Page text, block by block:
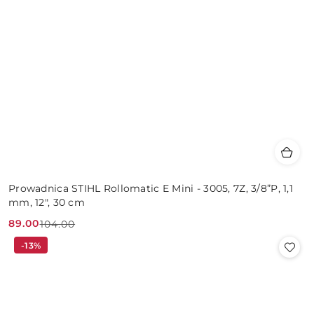
Prowadnica STIHL Rollomatic E Mini - 3005, 7Z, 3/8”P, 1,1
mm, 12", 30 cm
Cena
promocyjna:
89.00
Cena
przed
104.00
-13%